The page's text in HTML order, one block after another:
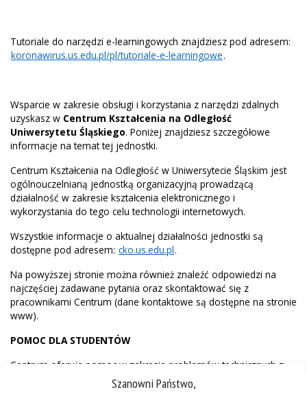
Szanowni Państwo,
Tutoriale do narzędzi e-learningowych znajdziesz pod adresem:
koronawirus.us.edu.pl/pl/tutoriale-e-learningowe.
Wsparcie w zakresie obsługi i korzystania z narzędzi zdalnych
uzyskasz w Centrum Kształcenia na Odległość
Uniwersytetu Śląskiego. Poniżej znajdziesz szczegółowe
informacje na temat tej jednostki.
Centrum Kształcenia na Odległość w Uniwersytecie Śląskim jest
ogólnouczelnianą jednostką organizacyjną prowadzącą
działalność w zakresie kształcenia elektronicznego i
wykorzystania do tego celu technologii internetowych.
Wszystkie informacje o aktualnej działalności jednostki są
dostępne pod adresem: cko.us.edu.pl.
Na powyższej stronie można również znaleźć odpowiedzi na
najczęściej zadawane pytania oraz skontaktować się z
pracownikami Centrum (dane kontaktowe są dostępne na stronie
www).
POMOC DLA STUDENTÓW
Centrum oferuje pomoc w zakresie problemów technicznych z
platformą kształcenia na odległość.